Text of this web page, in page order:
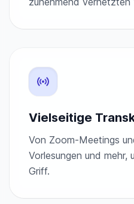
Vielseitige
Von Zoom-Meetings
Vorlesungen und mehr,
Griff.